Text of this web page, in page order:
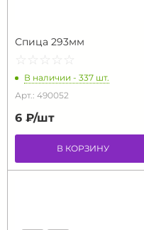
Спица 293мм
☆ ☆ ☆ ☆ ☆
★ ★ ★ ★ ★
В наличии - 337 шт.
Арт.: 490052
6 ₽/шт
В КОРЗИНУ